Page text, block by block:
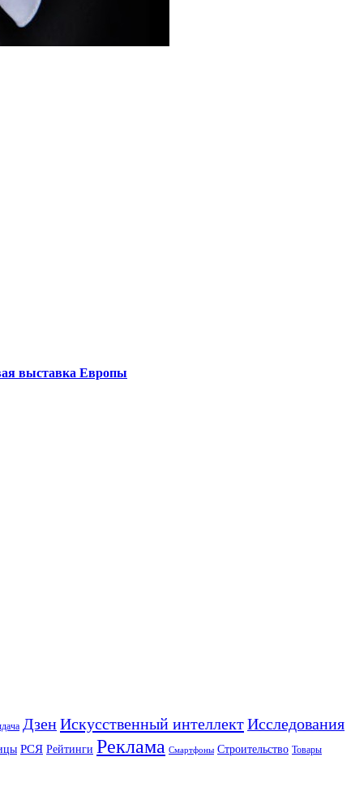
выставка Европы
ДзенИскусственный интеллектИсследования
РСЯ Рейтинги Реклама Смартфоны Строительство Товары